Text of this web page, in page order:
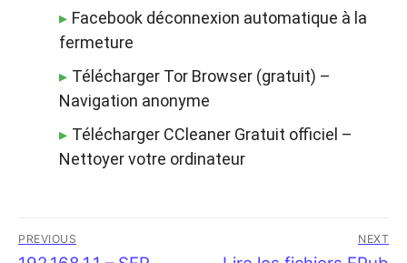
Facebook déconnexion automatique à la
fermeture
Télécharger Tor Browser (gratuit) –
Navigation anonyme
Télécharger CCleaner Gratuit officiel –
Nettoyer votre ordinateur
Navigation
PREVIOUS NEXT